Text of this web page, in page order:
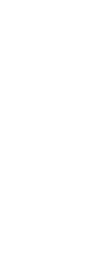
firma de un
Ayuntamiento
próximo
comunicación,
propietario
Con este
creación de
el deseo
centro
estos se
sugerido en